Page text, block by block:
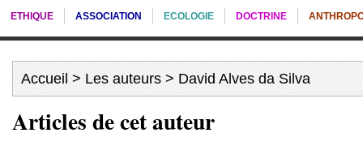
ETHIQUE ASSOCIATION ECOLOGIE DOCTRINE
Accueil > Les auteurs > David Alves da Silva
Articles de cet auteur